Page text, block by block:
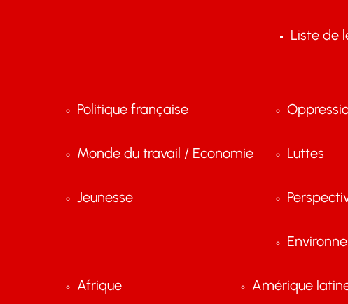
Liste de
Politique française
Monde du travail / Economie
Jeunesse
Luttes
Afrique Amérique